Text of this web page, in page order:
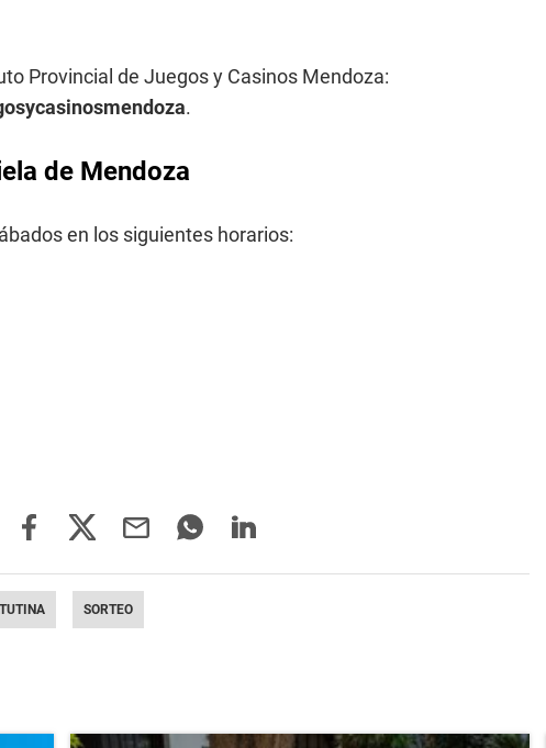
Provincial de Juegos y Casinos Mendoza:
.
de Mendoza
en los siguientes horarios:
SORTEO